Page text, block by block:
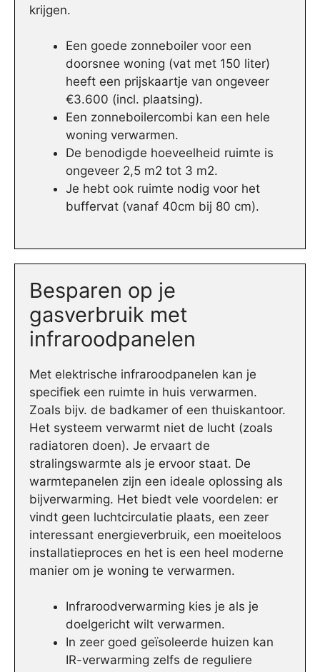
krijgen.
Een goede zonneboiler voor een
doorsnee woning (vat met 150 liter)
heeft een prijskaartje van ongeveer
€3.600 (incl. plaatsing).
Een zonneboilercombi kan een hele
woning verwarmen.
De benodigde hoeveelheid ruimte is
ongeveer 2,5 m2 tot 3 m2.
Je hebt ook ruimte nodig voor het
buffervat (vanaf 40cm bij 80 cm).
Besparen op je
gasverbruik met
infraroodpanelen
Met elektrische infraroodpanelen kan je
specifiek een ruimte in huis verwarmen.
Zoals bijv. de badkamer of een thuiskantoor.
Het systeem verwarmt niet de lucht (zoals
radiatoren doen). Je ervaart de
stralingswarmte als je ervoor staat. De
warmtepanelen zijn een ideale oplossing als
bijverwarming. Het biedt vele voordelen: er
vindt geen luchtcirculatie plaats, een zeer
interessant energieverbruik, een moeiteloos
installatieproces en het is een heel moderne
manier om je woning te verwarmen.
Infraroodverwarming kies je als je
doelgericht wilt verwarmen.
In zeer goed geïsoleerde huizen kan
IR-verwarming zelfs de reguliere